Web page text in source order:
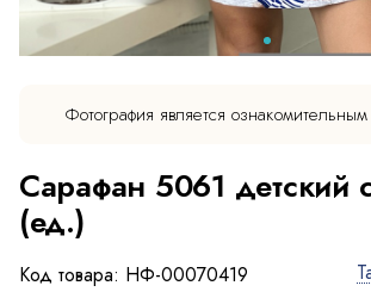
Фотография является
Сарафан 5061 детский
(ед.)
Код товара: НФ-00070419